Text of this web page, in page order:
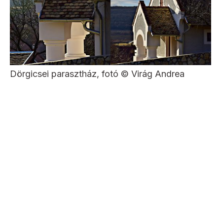
Dörgicsei parasztház, fotó © Virág Andrea